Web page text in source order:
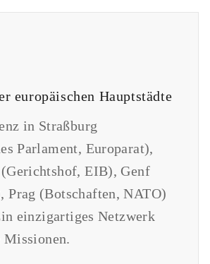
europäischen Hauptstädte
in Straßburg
Parlament, Europarat),
EIB), Genf
Prag (Botschaften, NATO)
einzigartiges Netzwerk
Missionen.